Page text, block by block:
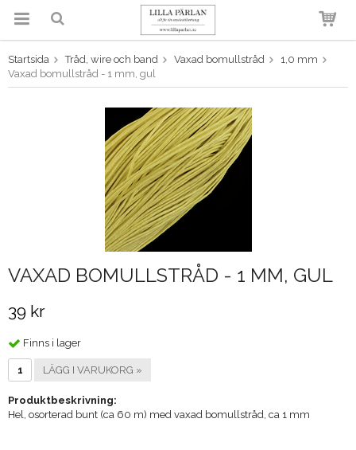
Produkten har blivit tillagd i
varukorgen
Startsida Tråd, wire och band Vaxad bomullstråd
1,0 mm
Vaxad bomullstråd - 1 mm, gul
VAXAD BOMULLSTRÅD - 1 MM, GUL
39 kr
Finns i lager
LÄGG I VARUKORG »
Produktbeskrivning:
Hel, osorterad bunt (ca 60 m) med vaxad bomullstråd, ca 1 mm